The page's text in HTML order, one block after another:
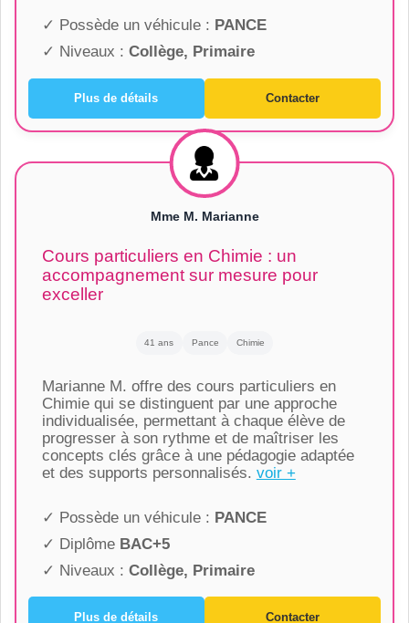
✓ Possède un véhicule : PANCE
✓ Niveaux : Collège, Primaire
Plus de détails Contacter
Mme M. Marianne
Cours particuliers en Chimie : un
accompagnement sur mesure pour
exceller
41 ans Pance Chimie
Marianne M. offre des cours particuliers en
Chimie qui se distinguent par une approche
individualisée, permettant à chaque élève de
progresser à son rythme et de maîtriser les
concepts clés grâce à une pédagogie adaptée
et des supports personnalisés. voir +
✓ Possède un véhicule : PANCE
✓ Diplôme BAC+5
✓ Niveaux : Collège, Primaire
Plus de détails Contacter